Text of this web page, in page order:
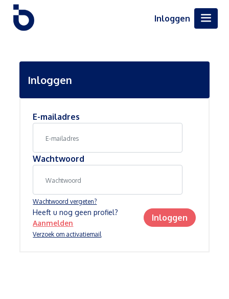
Inloggen
Inloggen
E-mailadres
Wachtwoord
Wachtwoord vergeten?
Verzoek om activatiemail
Heeft u nog geen profiel?
Aanmelden
Inloggen